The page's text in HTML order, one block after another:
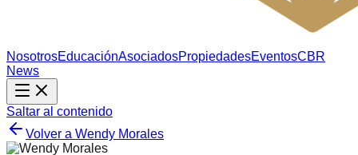
NosotrosEducaciónAsociadosPropiedadesEventosCBR
News
Saltar al contenido
Volver a Wendy Morales